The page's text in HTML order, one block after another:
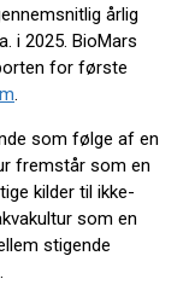
årlig
i 2025. BioMars
for første
.
som følge af en
fremstår som en
kilder til ikke-
som en
stigende